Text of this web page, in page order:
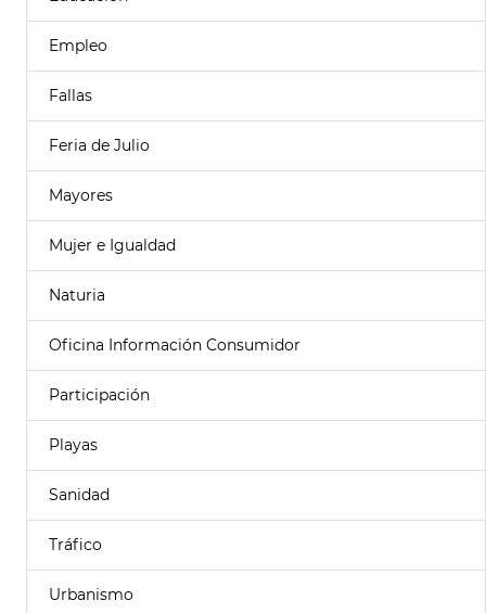
Empleo
Fallas
Feria de Julio
Mayores
Mujer e Igualdad
Naturia
Oficina Información Consumidor
Participación
Playas
Sanidad
Tráfico
Urbanismo